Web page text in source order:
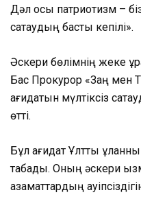
Дәл осы патриотизм –
сақтаудың басты кепілі».
Әскери бөлімнің жеке
Бас Прокурор «Заң мен
қағидатын мүлтіксіз
өтті.
Бұл қағидат Ұлттық
табады. Оның әскери
азаматтардың